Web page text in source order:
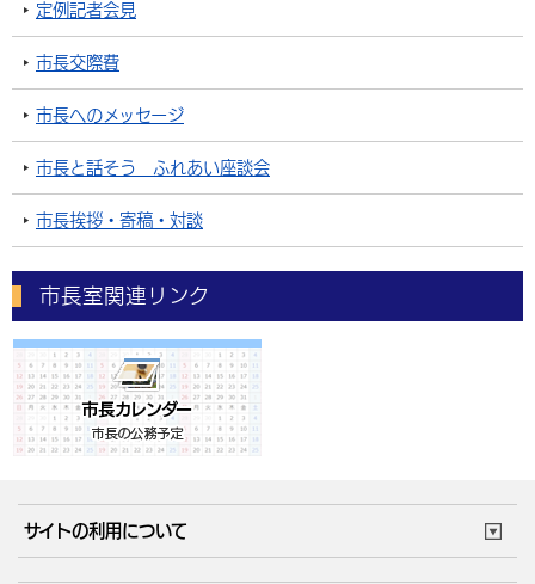
定例記者会見
市長交際費
市長へのメッセージ
市長と話そう ふれあい座談会
市長挨拶・寄稿・対談
市長室関連リンク
サイトの利用について